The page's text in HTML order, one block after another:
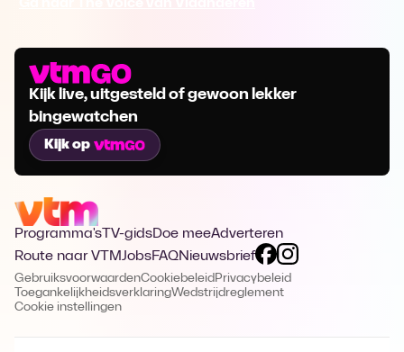
Kijk live, uitgesteld of gewoon lekker
bingewatchen
Kijk op
Programma's TV-gidsDoe meeAdverteren
Route naar VTMJobsFAQNieuwsbrief
GebruiksvoorwaardenCookiebeleid Privacybeleid
ToegankelijkheidsverklaringWedstrijdreglement
Cookie instellingen